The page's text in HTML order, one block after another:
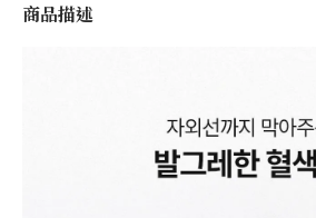
商品描述